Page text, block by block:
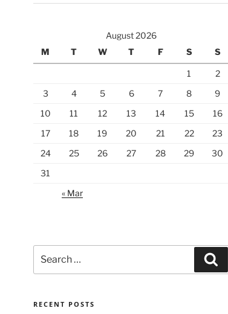
August 2026
M
T W T F S S
1
2
3
4 5 6 7 8
9
10
11 12 13 14 15
16
17
18 19 20 21 22
23
24
25 26 27 28 29
30
31
« Mar
for:
RECENT POSTS